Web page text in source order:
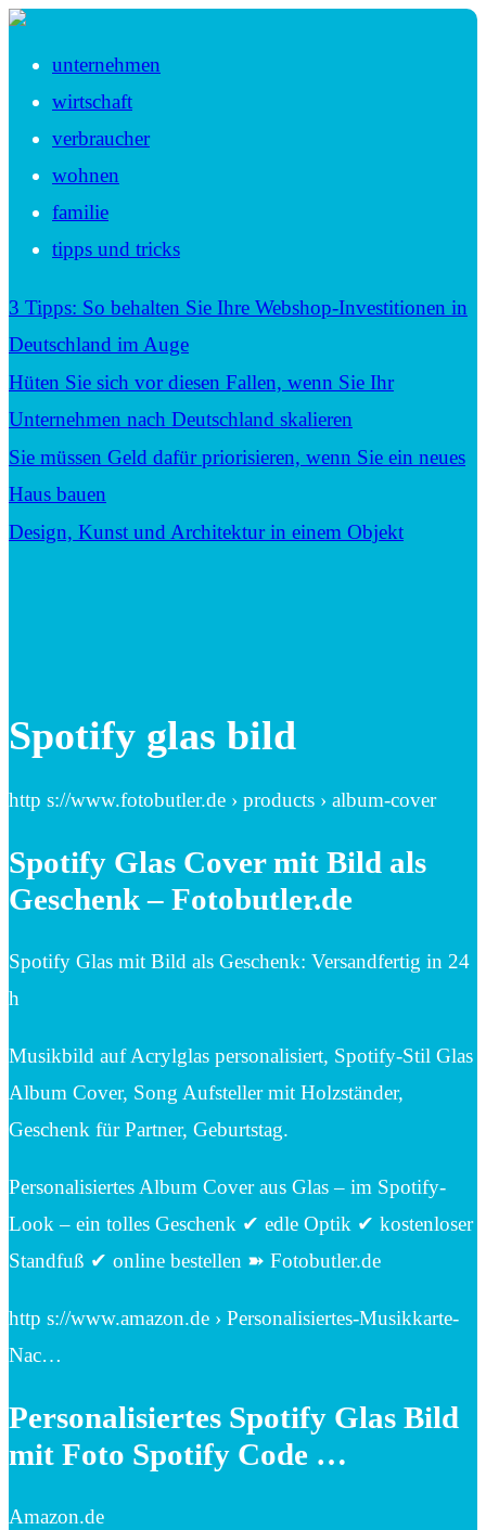
unternehmen
wirtschaft
verbraucher
wohnen
familie
tipps und tricks
3 Tipps: So behalten Sie Ihre Webshop-Investitionen in
Deutschland im Auge
Hüten Sie sich vor diesen Fallen, wenn Sie Ihr
Unternehmen nach Deutschland skalieren
Sie müssen Geld dafür priorisieren, wenn Sie ein neues
Haus bauen
Design, Kunst und Architektur in einem Objekt
Spotify glas bild
http s://www.fotobutler.de › products › album-cover
Spotify Glas Cover mit Bild als
Geschenk – Fotobutler.de
Spotify Glas mit Bild als Geschenk: Versandfertig in 24
h
Musikbild auf Acrylglas personalisiert, Spotify-Stil Glas
Album Cover, Song Aufsteller mit Holzständer,
Geschenk für Partner, Geburtstag.
Personalisiertes Album Cover aus Glas – im Spotify-
Look – ein tolles Geschenk ✔ edle Optik ✔ kostenloser
Standfuß ✔ online bestellen ➽ Fotobutler.de
http s://www.amazon.de › Personalisiertes-Musikkarte-
Nac…
Personalisiertes Spotify Glas Bild
mit Foto Spotify Code …
Amazon.de